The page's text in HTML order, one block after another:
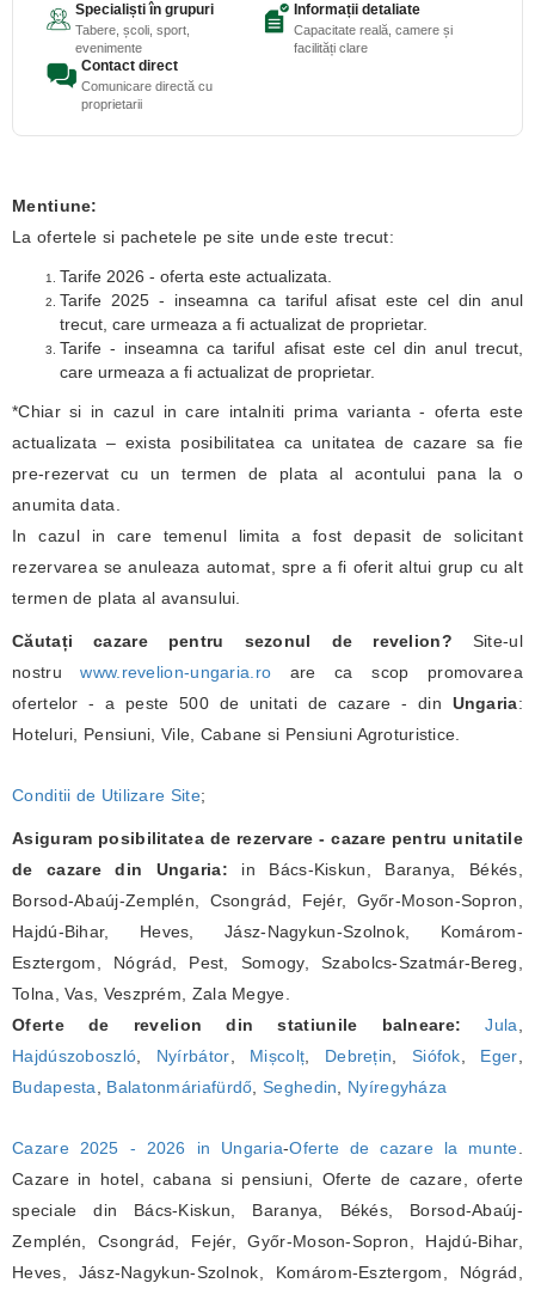
Specialiști în grupuri
Tabere, școli, sport,
evenimente
Informații detaliate
Capacitate reală, camere și
facilități clare
Contact direct
Comunicare directă cu
proprietarii
Mentiune:
La ofertele si pachetele pe site unde este trecut:
Tarife 2026 - oferta este actualizata.
Tarife 2025 - inseamna ca tariful afisat este cel din anul
trecut, care urmeaza a fi actualizat de proprietar.
Tarife - inseamna ca tariful afisat este cel din anul trecut,
care urmeaza a fi actualizat de proprietar.
*Chiar si in cazul in care intalniti prima varianta - oferta este
actualizata – exista posibilitatea ca unitatea de cazare sa fie
pre-rezervat cu un termen de plata al acontului pana la o
anumita data.
In cazul in care temenul limita a fost depasit de solicitant
rezervarea se anuleaza automat, spre a fi oferit altui grup cu alt
termen de plata al avansului.
Căutați cazare pentru sezonul de revelion? Site-ul
nostruwww.revelion-ungaria.ro are ca scop promovarea
ofertelor - a peste 500 de unitati de cazare - din Ungaria:
Hoteluri, Pensiuni, Vile, Cabane si Pensiuni Agroturistice.
Conditii de Utilizare Site;
Asiguram posibilitatea de rezervare - cazare pentru unitatile
de cazare din Ungaria: in Bács-Kiskun, Baranya, Békés,
Borsod-Abaúj-Zemplén, Csongrád, Fejér, Győr-Moson-Sopron,
Hajdú-Bihar, Heves, Jász-Nagykun-Szolnok, Komárom-
Esztergom, Nógrád, Pest, Somogy, Szabolcs-Szatmár-Bereg,
Tolna, Vas, Veszprém, Zala Megye.
Oferte de revelion din statiunile balneare:
Jula
Hajdúszoboszló
Nyírbátor Mișcolț Debrețin Siófok Eger
Budapesta
Balatonmáriafürdő ,Seghedin Nyíregyháza
Cazare 2025 - 2026 in Ungaria-Oferte de cazare la munte
Cazare in hotel, cabana si pensiuni, Oferte de cazare, oferte
speciale din Bács-Kiskun, Baranya, Békés, Borsod-Abaúj-
Zemplén, Csongrád, Fejér, Győr-Moson-Sopron, Hajdú-Bihar,
Heves, Jász-Nagykun-Szolnok, Komárom-Esztergom, Nógrád,